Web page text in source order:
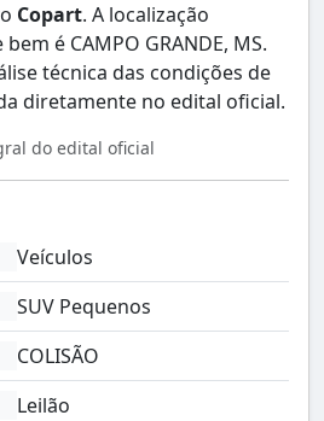
Copart. A localização
é CAMPO GRANDE, MS.
técnica das condições de
diretamente no edital oficial.
do edital oficial
Veículos
SUV Pequenos
COLISÃO
Leilão